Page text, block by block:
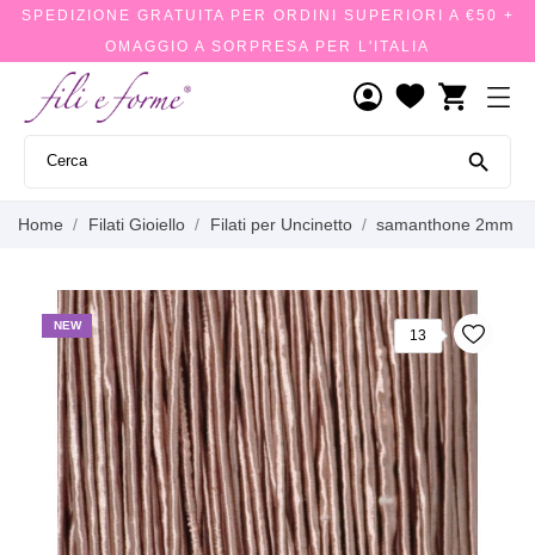
SPEDIZIONE GRATUITA PER ORDINI SUPERIORI A €50 +
OMAGGIO A SORPRESA PER L'ITALIA
shopping_cart

Home Filati Gioiello Filati per Uncinetto samanthone 2mm
NEW
13